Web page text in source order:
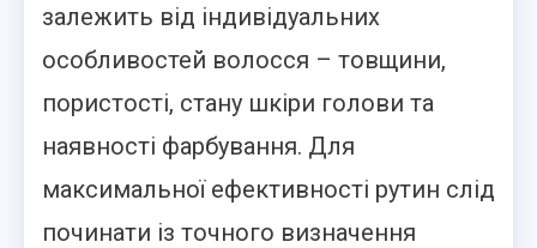
залежить від індивідуальних
особливостей волосся – товщини,
пористості, стану шкіри голови та
наявності фарбування. Для
максимальної ефективності рутин слід
починати із точного визначення